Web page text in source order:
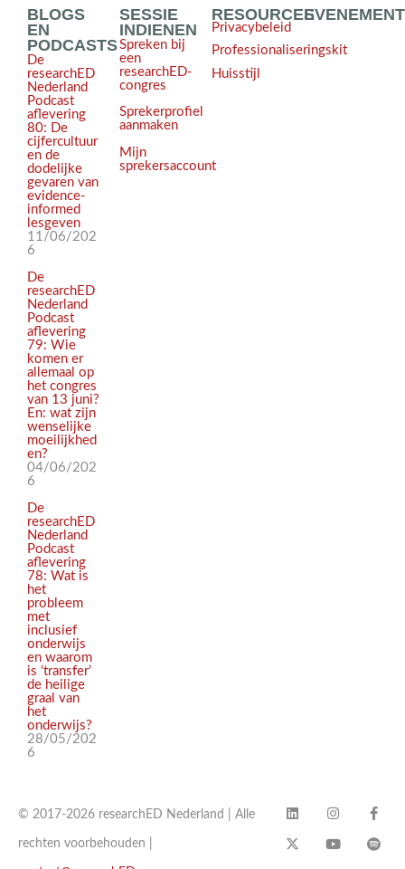
BLOGS
EN
PODCASTS
De
researchED
Nederland
Podcast
aflevering
80: De
cijfercultuur
en de
dodelijke
gevaren van
evidence-
informed
lesgeven
11/06/202
6
De
researchED
Nederland
Podcast
aflevering
79: Wie
komen er
allemaal op
het congres
van 13 juni?
En: wat zijn
wenselijke
moeilijkhed
en?
04/06/202
6
De
researchED
Nederland
Podcast
aflevering
78: Wat is
het
probleem
met
inclusief
onderwijs
en waarom
is ‘transfer’
de heilige
graal van
het
onderwijs?
28/05/202
6
SESSIE
INDIENEN
Spreken bij
een
researchED-
congres
Sprekerprofiel
aanmaken
Mijn
sprekersaccount
RESOURCES
Privacybeleid
Professionaliseringskit
Huisstijl
© 2017-2026 researchED Nederland | Alle
rechten voorbehouden |